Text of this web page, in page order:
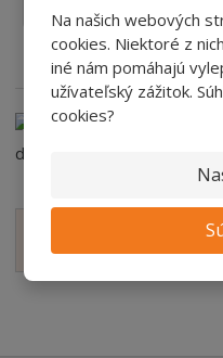
Na našich webových
cookies. Niektoré z
iné nám pomáhajú
užívateľský zážitok.
cookies?
Zobraziť hodnotenie